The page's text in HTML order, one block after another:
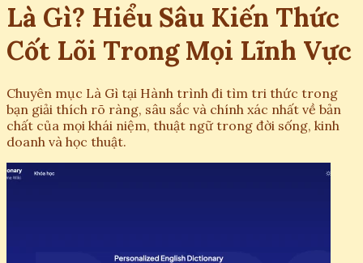
Là Gì? Hiểu Sâu Kiến Thức
Cốt Lõi Trong Mọi Lĩnh Vực
Chuyên mục Là Gì tại Hành trình đi tìm tri thức trong
bạn giải thích rõ ràng, sâu sắc và chính xác nhất về bản
chất của mọi khái niệm, thuật ngữ trong đời sống, kinh
doanh và học thuật.